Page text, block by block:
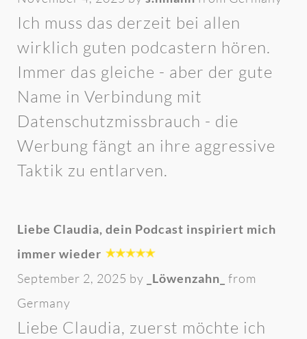
Ich muss das derzeit bei allen
wirklich guten podcastern hören.
Immer das gleiche - aber der gute
Name in Verbindung mit
Datenschutzmissbrauch - die
Werbung fängt an ihre aggressive
Taktik zu entlarven.
Liebe Claudia, dein Podcast inspiriert mich
immer wieder
September 2, 2025 by
_Löwenzahn_ from
Germany
Liebe Claudia, zuerst möchte ich